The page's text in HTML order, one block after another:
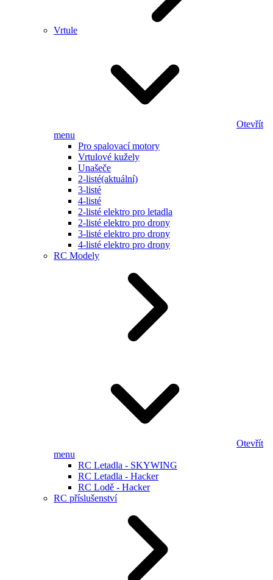
Vrtule
Otevřít
menu
Pro spalovací motory
Vrtulové kužely
Unašeče
2-listé(aktuální)
3-listé
4-listé
2-listé elektro pro letadla
2-listé elektro pro drony
3-listé elektro pro drony
4-listé elektro pro drony
RC Modely
Otevřít
menu
RC Letadla - SKYWING
RC Letadla - Hacker
RC Lodě - Hacker
RC příslušenství